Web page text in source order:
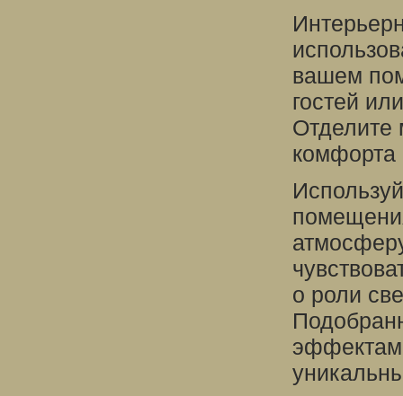
вашем
гостей
Отделите
комфорта
о роли